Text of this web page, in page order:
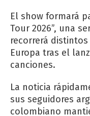
El show formará
Tour 2026”, una
recorrerá
Europa tras el
canciones.
La noticia
sus seguidores
colombiano